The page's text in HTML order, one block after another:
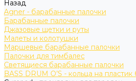
Назад
Agner - барабанные палочки
Барабанные палочки
Джазовые щетки и руты
Малеты и колотушки
Маршевые барабанные палочки
Палочки для тимбалес
Светящиеся барабанные палочки
BASS DRUM O’S - кольца на